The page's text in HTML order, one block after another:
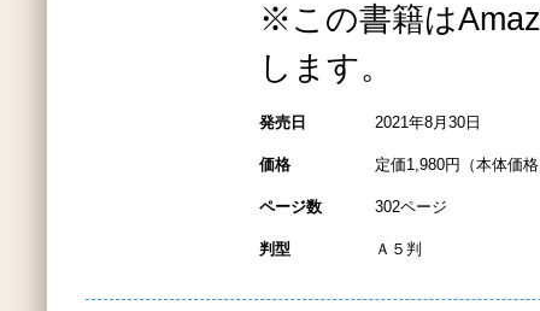
※この書籍は
します。
発売日 2021年8月30日
価格 定価1,980円（本体価
ページ数 302ページ
判型 Ａ５判